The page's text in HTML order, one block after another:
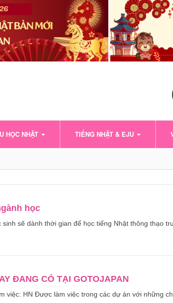
HỌC NHẬT TIẾNG NHẬT & EJU
học
sẽ dành thời gian để học tiếng Nhật thông thạo
ĐANG CÓ TẠI GOTOJAPAN
việc: HN Được làm việc trong các dự án với những